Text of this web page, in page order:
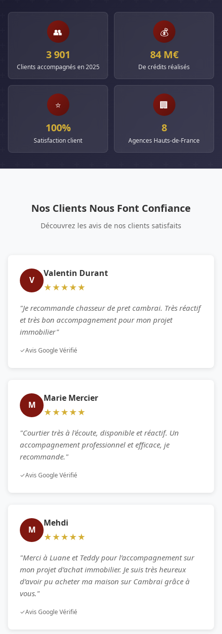
👥
3 901
Clients accompagnés en 2025
💰
84 M€
De crédits réalisés
⭐
100%
Satisfaction client
🏢
8
Agences Hauts-de-France
Nos Clients Nous Font Confiance
Découvrez les avis de nos clients satisfaits
V
Valentin Durant
★★★★★
"Je recommande chasseur de pret cambrai. Très réactif
et très bon accompagnement pour mon projet
immobilier"
✓Avis Google Vérifié
M
Marie Mercier
★★★★★
"Courtier très à l'écoute, disponible et réactif. Un
accompagnement professionnel et efficace, je
recommande."
✓Avis Google Vérifié
M
Mehdi
★★★★★
"Merci à Luane et Teddy pour l’accompagnement sur
mon projet d’achat immobilier. Je suis très heureux
d’avoir pu acheter ma maison sur Cambrai grâce à
vous."
✓Avis Google Vérifié